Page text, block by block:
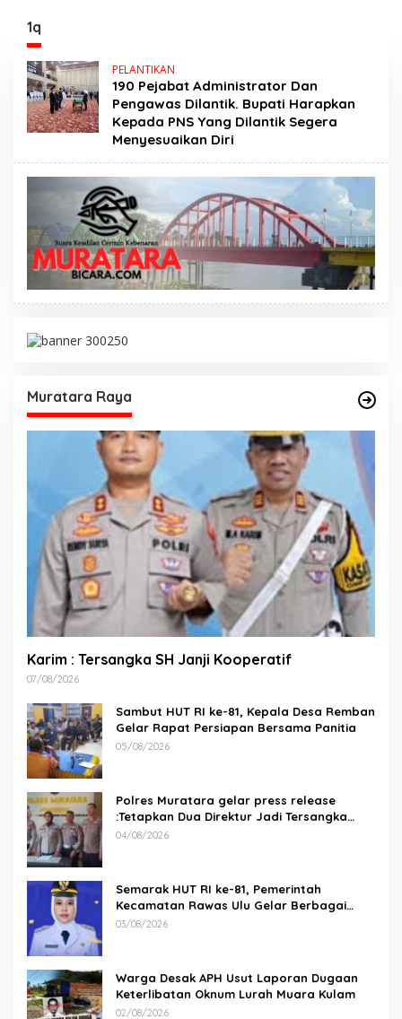
Tersangka Kecelakaan
Maut antara Bus ALS
dan Tangki BBM
Tewaskan 19 Orang
1q
PELANTIKAN
190 Pejabat Administrator Dan
Pengawas Dilantik. Bupati Harapkan
Kepada PNS Yang Dilantik Segera
Menyesuaikan Diri
Muratara Raya
Karim : Tersangka SH Janji Kooperatif
07/08/2026
Sambut HUT RI ke-81, Kepala Desa Remban
Gelar Rapat Persiapan Bersama Panitia
05/08/2026
Polres Muratara gelar press release
:Tetapkan Dua Direktur Jadi Tersangka
Kecelakaan Maut antara Bus ALS dan
04/08/2026
Semarak HUT RI ke-81, Pemerintah
Kecamatan Rawas Ulu Gelar Berbagai
Lomba
03/08/2026
Warga Desak APH Usut Laporan Dugaan
Keterlibatan Oknum Lurah Muara Kulam
02/08/2026